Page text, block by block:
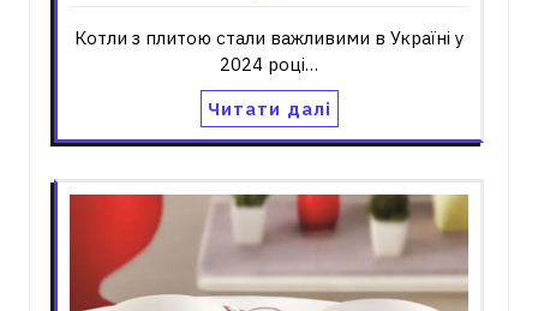
Котли з плитою стали важливими в Україні у
2024 році…
Читати далі